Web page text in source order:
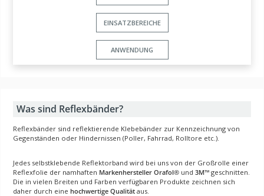
EINSATZBEREICHE
ANWENDUNG
Was sind Reflexbänder?
Reflexbänder sind reflektierende Klebebänder zur Kennzeichnung von
Gegenständen oder Hindernissen (Poller, Fahrrad, Rolltore etc.).
Jedes selbstklebende Reflektorband wird bei uns von der Großrolle einer
Reflexfolie der namhaften Markenhersteller Orafol® und 3M™ geschnitten.
Die in vielen Breiten und Farben verfügbaren Produkte zeichnen sich
daher durch eine hochwertige Qualität aus.